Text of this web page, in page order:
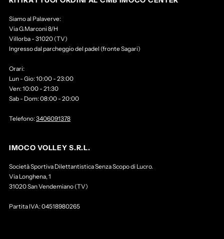
Siamo al Palaverve:
Via G.Marconi 8/H
Villorba - 31020 (TV)
Ingresso dal parcheggio del padel (fronte Sagari)
Orari:
Lun - Gio: 10:00 - 23:00
Ven: 10:00 - 21:30
Sab - Dom: 08:00 - 20:00
Telefono:3406091378
IMOCO VOLLEY S.R.L.
Società Sportiva Dilettantistica Senza Scopo di Lucro.
Via Longhena, 1
31020 San Vendemiano (TV)
Partita IVA: 04518980265